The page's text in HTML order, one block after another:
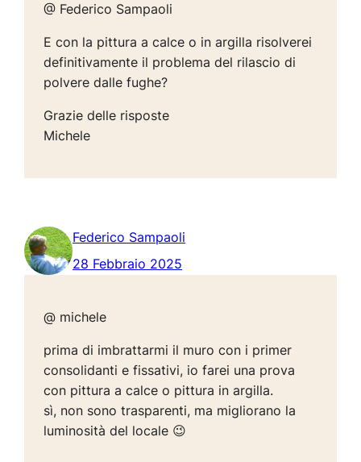
@ Federico Sampaoli
E con la pittura a calce o in argilla risolverei
definitivamente il problema del rilascio di
polvere dalle fughe?
Grazie delle risposte
Michele
Federico Sampaoli
28 Febbraio 2025
@ michele
prima di imbrattarmi il muro con i primer
consolidanti e fissativi, io farei una prova
con pittura a calce o pittura in argilla.
sì, non sono trasparenti, ma migliorano la
luminosità del locale 😉